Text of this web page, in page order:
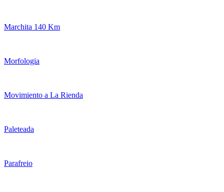
Marchita 140 Km
Morfologia
Movimiento a La Rienda
Paleteada
Parafreio